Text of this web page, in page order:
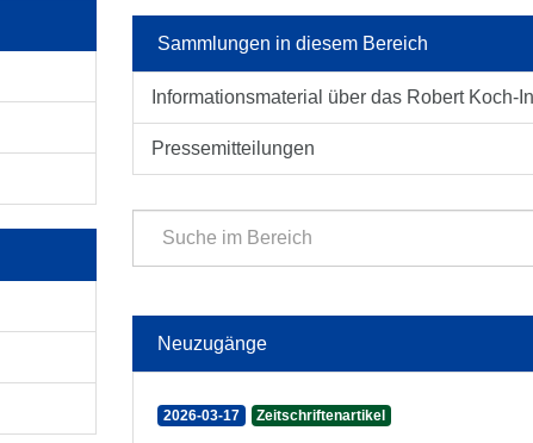
Sammlungen in diesem Bereich
Informationsmaterial über das Robert Koch-
Pressemitteilungen
Neuzugänge
2026-03-17 Zeitschriftenartikel